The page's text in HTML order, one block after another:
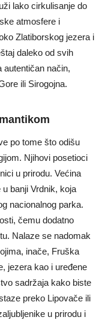
lako cirkulisanje do
atmosfere i
Zlatiborskog jezera i
daleko od svih
autentičan način,
ili Sirogojna.
po tome što odišu
Njihovi posetioci
u prirodu. Većina
banji Vrdnik, koja
nacionalnog parka.
čemu dodatno
Nalaze se nadomak
inače, Fruška
jezera kao i uređene
sadržaja kako biste
preko Lipovače ili
u prirodu i